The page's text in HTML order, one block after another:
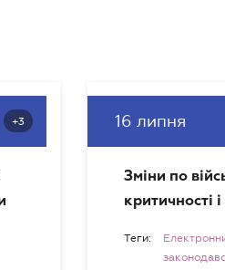
+3 16 липня
Зміни по
критичності
Теги: